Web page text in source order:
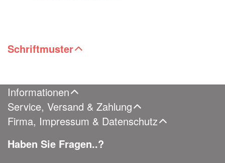
Schriftmuster
Informationen
Service, Versand & Zahlung
Firma, Impressum & Datenschutz
Haben Sie Fragen..?